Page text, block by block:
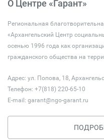
О Центре «Гарант»
Региональная
«Архангельский Центр
осенью 1996 года как
гражданского общества на
Адрес: ул. Попова, 18,
Телефон: +7(818) 220-65-10
E-mail: garant@ngo-garant.ru